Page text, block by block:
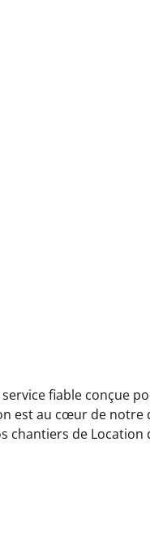
fiable conçue
est au cœur de notre
chantiers de Location